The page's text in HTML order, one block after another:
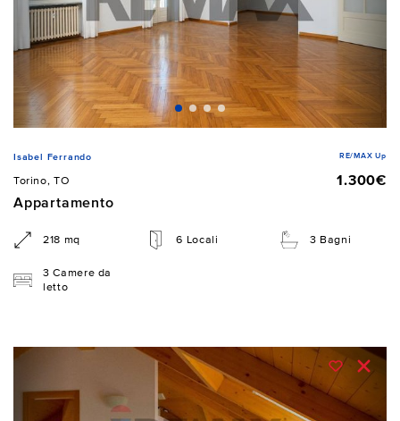
Isabel Ferrando RE/MAX Up
Torino, TO
1.300€
Appartamento
218 mq 6 Locali 3 Bagni
3 Camere da
letto